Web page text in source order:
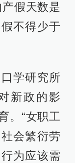
假天数是
不得少于
学研究所
新政的影
。“女职工
会繁衍劳
为应该需